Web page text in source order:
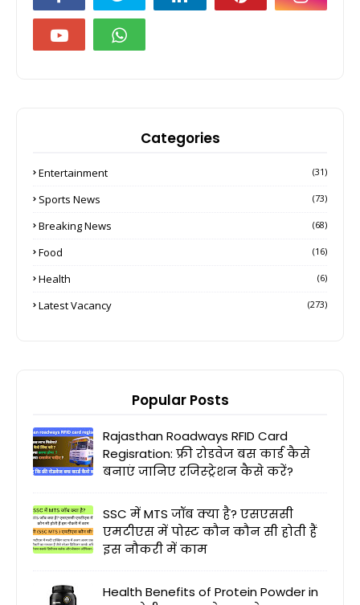
Categories
Entertainment (31)
Sports News (73)
Breaking News (68)
Food (16)
Health (6)
Latest Vacancy (273)
Popular Posts
Rajasthan Roadways RFID Card
Regisration: फ्री रोडवेज बस कार्ड कैसे
बनाएं जानिए रजिस्ट्रेशन कैसे करें?
SSC में MTS जॉब क्या है? एसएससी
एमटीएस में पोस्ट कौन कौन सी होती हैं
इस नौकरी में काम
Health Benefits of Protein Powder in